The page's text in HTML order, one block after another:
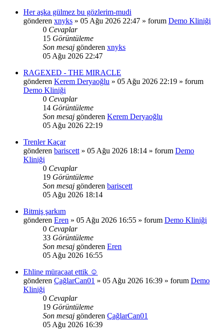
Her aşka gülmez bu gözlerim-mudi
gönderen xnyks » 05 Ağu 2026 22:47 » forum Demo Kliniği
0 Cevaplar
15 Görüntüleme
Son mesaj gönderen xnyks
05 Ağu 2026 22:47
RAGEXED - THE MIRACLE
gönderen Kerem Deryaoğlu » 05 Ağu 2026 22:19 » forum
Demo Kliniği
0 Cevaplar
14 Görüntüleme
Son mesaj gönderen Kerem Deryaoğlu
05 Ağu 2026 22:19
Trenler Kaçar
gönderen bariscett » 05 Ağu 2026 18:14 » forum Demo
Kliniği
0 Cevaplar
19 Görüntüleme
Son mesaj gönderen bariscett
05 Ağu 2026 18:14
Bitmiş şarkım
gönderen Eren » 05 Ağu 2026 16:55 » forum Demo Kliniği
0 Cevaplar
33 Görüntüleme
Son mesaj gönderen Eren
05 Ağu 2026 16:55
Ehline müracaat ettik ☺️
gönderen ÇağlarCan01 » 05 Ağu 2026 16:39 » forum Demo
Kliniği
0 Cevaplar
19 Görüntüleme
Son mesaj gönderen ÇağlarCan01
05 Ağu 2026 16:39